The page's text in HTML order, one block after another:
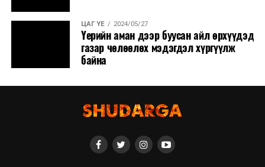
ЦАГ ҮЕ 2024/05/27
Үерийн аман дээр буусан айл өрхүүдэд
газар чөлөөлөх мэдэгдэл хүргүүлж
байна